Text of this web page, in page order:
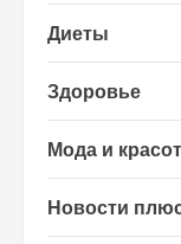
Диеты
Здоровье
Мода и
Новости